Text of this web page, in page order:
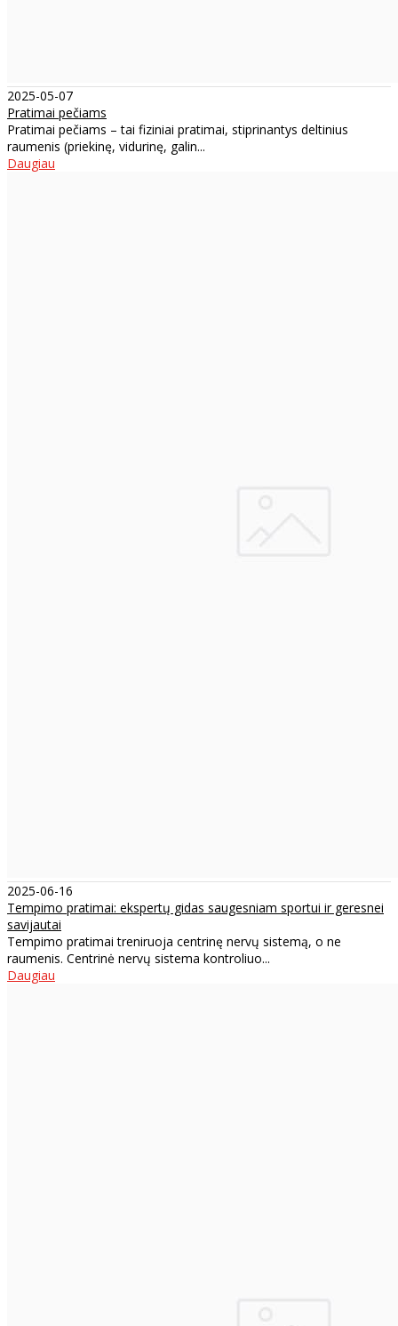
2025-05-07
Pratimai pečiams
Pratimai pečiams – tai fiziniai pratimai, stiprinantys deltinius
raumenis (priekinę, vidurinę, galin...
Daugiau
2025-06-16
Tempimo pratimai: ekspertų gidas saugesniam sportui ir geresnei
savijautai
Tempimo pratimai treniruoja centrinę nervų sistemą, o ne
raumenis. Centrinė nervų sistema kontroliuo...
Daugiau